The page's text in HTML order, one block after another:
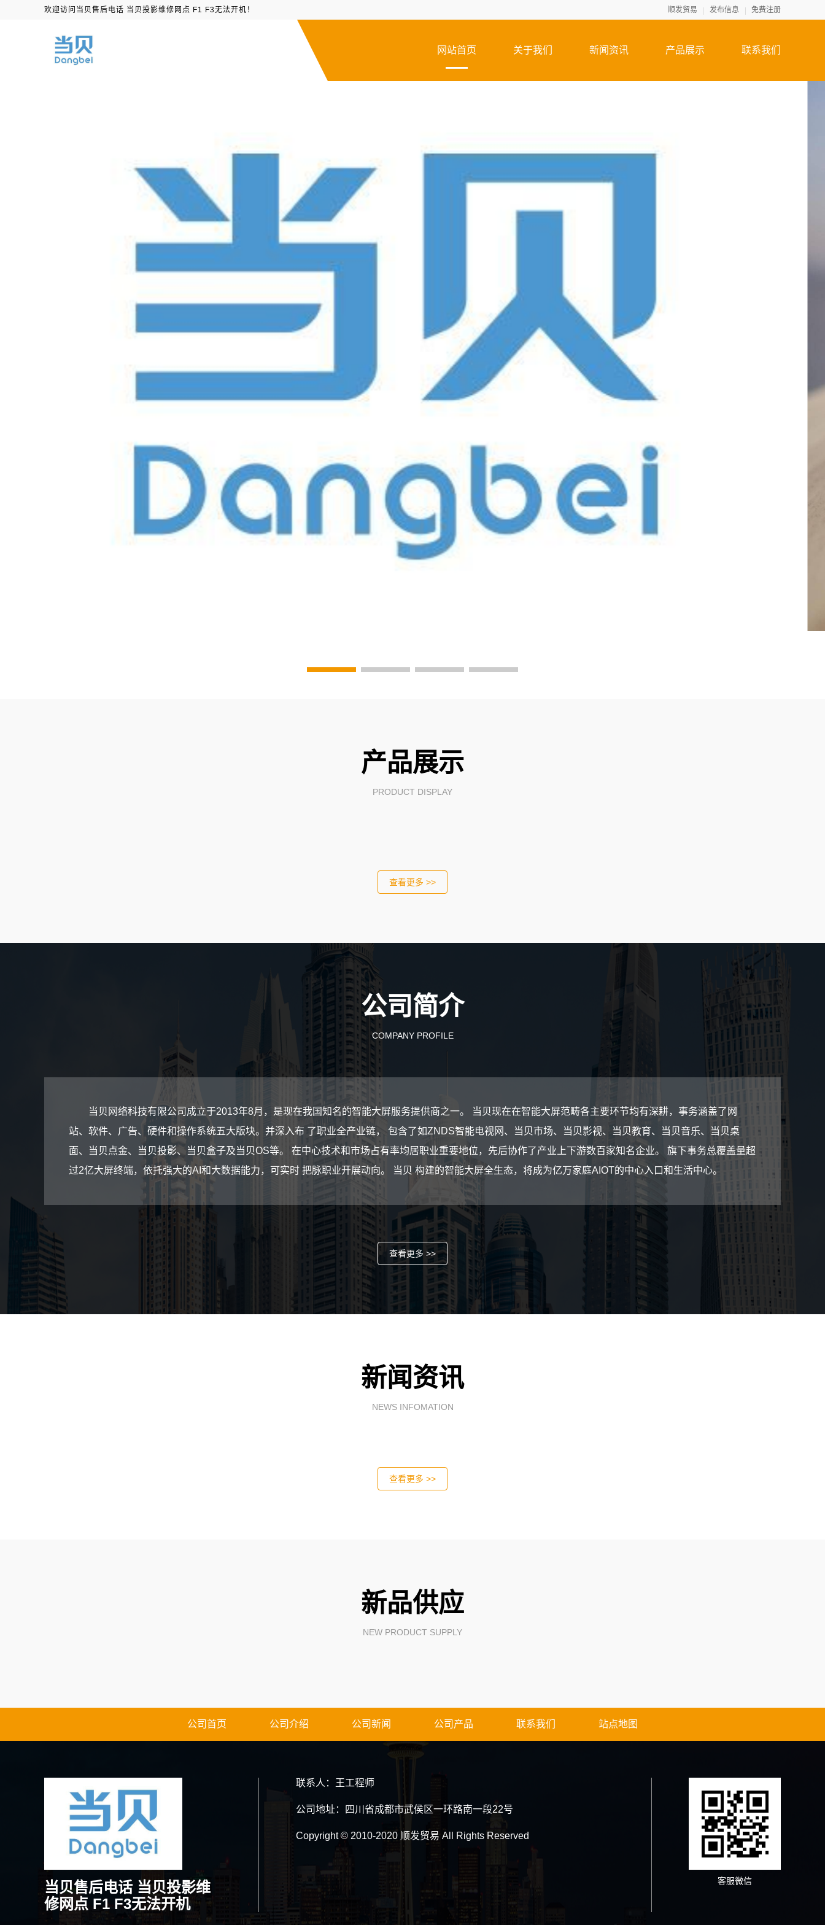
欢迎访问当贝售后电话 当贝投影维修网点 F1 F3无法开机！ 顺发贸易 发布信息 免费注册
网站首页 关于我们 新闻资讯 产品展示 联系我们
产品展示
PRODUCT DISPLAY
查看更多 >>
公司简介
COMPANY PROFILE
当贝网络科技有限公司成立于2013年8月，是现在我国知名的智能大屏服务提供商之一。 当贝现在在智能大屏范畴各主要环节均有深耕，事务涵盖了网
站、软件、广告、硬件和操作系统五大版块。并深入布 了职业全产业链， 包含了如ZNDS智能电视网、当贝市场、当贝影视、当贝教育、当贝音乐、当贝桌
面、当贝点金、当贝投影、当贝盒子及当贝OS等。 在中心技术和市场占有率均居职业重要地位，先后协作了产业上下游数百家知名企业。 旗下事务总覆盖量超
过2亿大屏终端，依托强大的AI和大数据能力，可实时 把脉职业开展动向。 当贝 构建的智能大屏全生态，将成为亿万家庭AIOT的中心入口和生活中心。
查看更多 >>
新闻资讯
NEWS INFOMATION
查看更多 >>
新品供应
NEW PRODUCT SUPPLY
公司首页 公司介绍 公司新闻 公司产品 联系我们 站点地图
当贝售后电话 当贝投影维
修网点 F1 F3无法开机
联系人：王工程师
公司地址：四川省成都市武侯区一环路南一段22号
Copyright © 2010-2020 顺发贸易 All Rights Reserved
客服微信